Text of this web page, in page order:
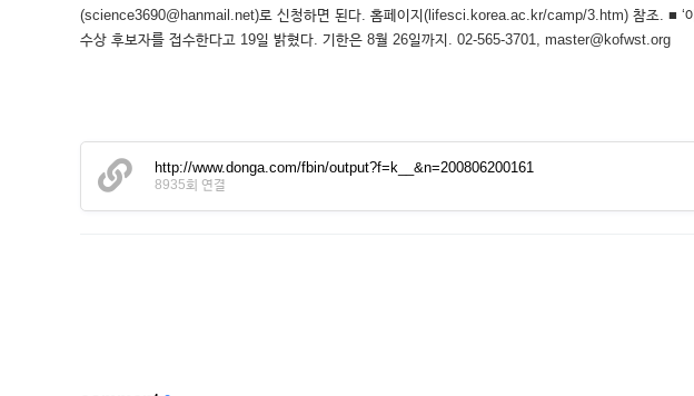
(science3690@hanmail.net)로 신청하면 된다. 홈페이지(lifesci.korea.ac.kr/camp/3.htm) 참조. ■ ‘아
수상 후보자를 접수한다고 19일 밝혔다. 기한은 8월 26일까지. 02-565-3701, master@kofwst.org
http://www.donga.com/fbin/output?f=k__&n=200806200161
8935회 연결